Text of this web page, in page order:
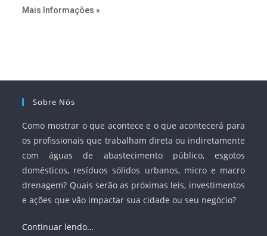
serviços, ampliar a participação da iniciativa privada,
Mais Informações »
Sobre Nós
Como mostrar o que acontece e o que acontecerá para
os profissionais que trabalham direta ou indiretamente
com águas de abastecimento público, esgotos
domésticos, resíduos sólidos urbanos, micro e macro
drenagem? Quais serão as próximas leis, investimentos
e ações que vão impactar sua cidade ou seu negócio?
Continuar lendo…